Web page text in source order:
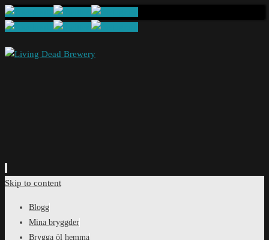
Skip to content
Blogg
Mina bryggder
Brygga öl hemma